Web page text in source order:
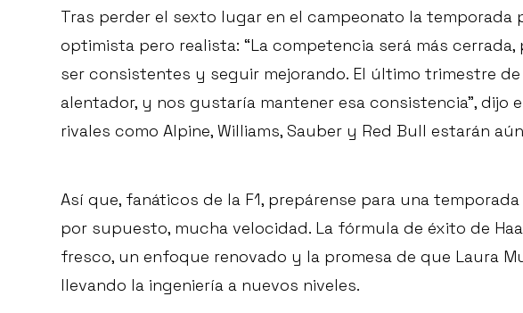
Tras perder el sexto lugar en el campeonato la temporada
optimista pero realista: “La competencia será más
ser consistentes y seguir mejorando. El último trimestre
alentador, y nos gustaría mantener esa consistencia”, dijo
rivales como Alpine, Williams, Sauber y Red Bull estarán
Así que, fanáticos de la F1, prepárense para una
por supuesto, mucha velocidad. La fórmula de éxito de
fresco, un enfoque renovado y la promesa de que Laura
llevando la ingeniería a nuevos niveles.